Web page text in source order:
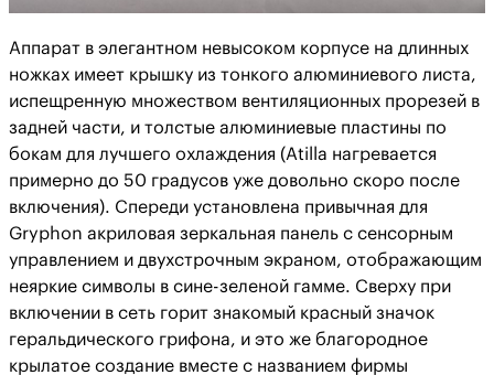
Аппарат в элегантном невысоком корпусе на длинных
ножках имеет крышку из тонкого алюминиевого листа,
испещренную множеством вентиляционных прорезей в
задней части, и толстые алюминиевые пластины по
бокам для лучшего охлаждения (Atilla нагревается
примерно до 50 градусов уже довольно скоро после
включения). Спереди установлена привычная для
Gryphon акриловая зеркальная панель с сенсорным
управлением и двухстрочным экраном, отображающим
неяркие символы в сине-зеленой гамме. Сверху при
включении в сеть горит знакомый красный значок
геральдического грифона, и это же благородное
крылатое создание вместе с названием фирмы